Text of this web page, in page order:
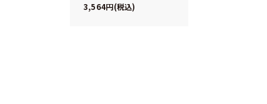
3,564 税込